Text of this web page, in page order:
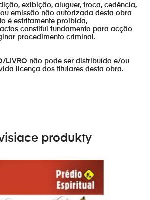
exibição, aluguer, troca, cedência,
emissão não autorizada desta obra
é estritamente proibida,
constitui fundamento para acção
procedimento criminal.
LIVRO não pode ser distribuído e/ou
licença dos titulares desta obra.
produkty